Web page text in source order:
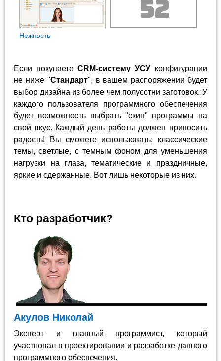
Нежность
Если покупаете CRM-систему УСУ конфигурации
не ниже "Стандарт", в вашем распоряжении будет
выбор дизайна из более чем полусотни заготовок. У
каждого пользователя программного обеспечения
будет возможность выбрать "скин" программы на
свой вкус. Каждый день работы должен приносить
радость! Вы сможете использовать: классические
темы, светлые, с темным фоном для уменьшения
нагрузки на глаза, тематические и праздничные,
яркие и сдержанные. Вот лишь некоторые из них.
Кто разработчик?
Акулов Николай
Эксперт и главный программист, который
участвовал в проектировании и разработке данного
программного обеспечения.